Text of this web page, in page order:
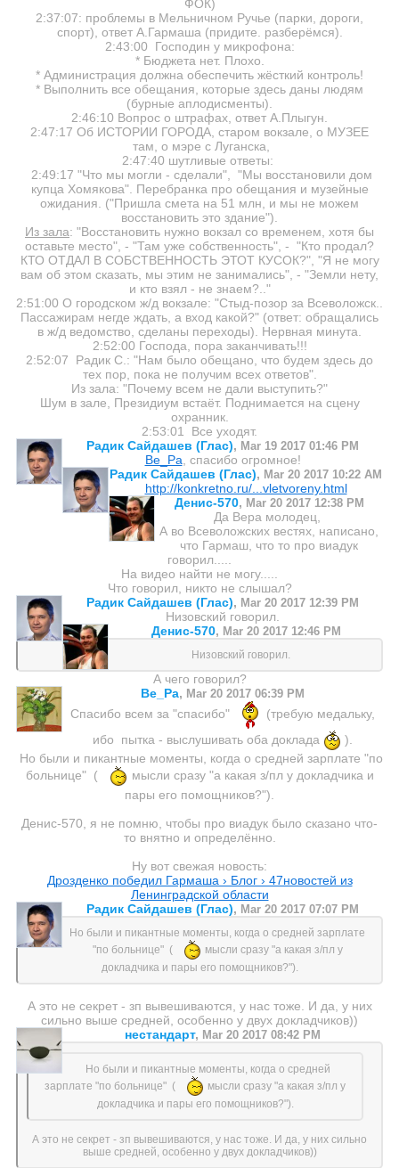
ФОК)
2:37:07: проблемы в Мельничном Ручье (парки, дороги,
спорт), ответ А.Гармаша (придите. разберёмся).
2:43:00 Господин у микрофона:
* Бюджета нет. Плохо.
* Администрация должна обеспечить жёсткий контроль!
* Выполнить все обещания, которые здесь даны людям
(бурные аплодисменты).
2:46:10 Вопрос о штрафах, ответ А.Плыгун.
2:47:17 Об ИСТОРИИ ГОРОДА, старом вокзале, о МУЗЕЕ
там, о мэре с Луганска,
2:47:40 шутливые ответы:
2:49:17 "Что мы могли - сделали", "Мы восстановили дом
купца Хомякова". Перебранка про обещания и музейные
ожидания. ("Пришла смета на 51 млн, и мы не можем
восстановить это здание").
Из зала: "Восстановить нужно вокзал со временем, хотя бы
оставьте место", - "Там уже собственность", - "Кто продал?
КТО ОТДАЛ В СОБСТВЕННОСТЬ ЭТОТ КУСОК?", "Я не могу
вам об этом сказать, мы этим не занимались", - "Земли нету,
и кто взял - не знаем?.."
2:51:00 О городском ж/д вокзале: "Стыд-позор за Всеволожск..
Пассажирам негде ждать, а вход какой?" (ответ: обращались
в ж/д ведомство, сделаны переходы). Нервная минута.
2:52:00 Господа, пора заканчивать!!!
2:52:07 Радик С.: "Нам было обещано, что будем здесь до
тех пор, пока не получим всех ответов".
Из зала: "Почему всем не дали выступить?"
Шум в зале, Президиум встаёт. Поднимается на сцену
охранник.
2:53:01 Все уходят.
Радик Сайдашев (Глас), Mar 19 2017 01:46 PM
Ве_Ра , спасибо огромное!
Радик Сайдашев (Глас), Mar 20 2017 10:22 AM
http://konkretno.ru/...vletvoreny.html
Денис-570, Mar 20 2017 12:38 PM
Да Вера молодец,
А во Всеволожских вестях, написано,
что Гармаш, что то про виадук
говорил.....
На видео найти не могу.....
Что говорил, никто не слышал?
Радик Сайдашев (Глас), Mar 20 2017 12:39 PM
Низовский говорил.
Денис-570, Mar 20 2017 12:46 PM
Низовский говорил.
А чего говорил?
Ве_Ра, Mar 20 2017 06:39 PM
Спасибо всем за "спасибо"
(требую медальку,
ибо пытка - выслушивать оба доклада
).
Но были и пикантные моменты, когда о средней зарплате "по
больнице" (
мысли сразу "а какая з/пл у докладчика и
пары его помощников?").
Денис-570, я не помню, чтобы про виадук было сказано что-
то внятно и определённо.
Ну вот свежая новость:
Дрозденко победил Гармаша › Блог › 47новостей из
Ленинградской области
Радик Сайдашев (Глас), Mar 20 2017 07:07 PM
Но были и пикантные моменты, когда о средней зарплате
"по больнице" (
мысли сразу "а какая з/пл у
докладчика и пары его помощников?").
А это не секрет - зп вывешиваются, у нас тоже. И да, у них
сильно выше средней, особенно у двух докладчиков))
нестандарт, Mar 20 2017 08:42 PM
Но были и пикантные моменты, когда о средней
зарплате "по больнице" (
мысли сразу "а какая з/пл у
докладчика и пары его помощников?").
А это не секрет - зп вывешиваются, у нас тоже. И да, у них сильно
выше средней, особенно у двух докладчиков))